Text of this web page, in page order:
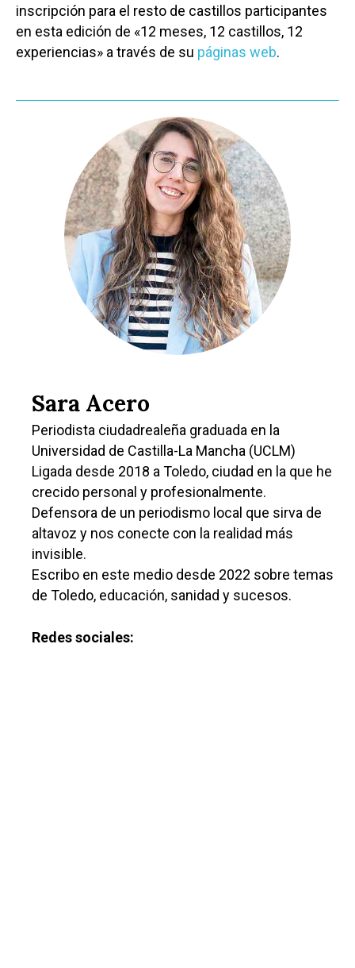
inscripción para el resto de castillos participantes
en esta edición de «12 meses, 12 castillos, 12
experiencias» a través de su páginas web.
Sara Acero
Periodista ciudadrealeña graduada en la
Universidad de Castilla-La Mancha (UCLM)
Ligada desde 2018 a Toledo, ciudad en la que he
crecido personal y profesionalmente.
Defensora de un periodismo local que sirva de
altavoz y nos conecte con la realidad más
invisible.
Escribo en este medio desde 2022 sobre temas
de Toledo, educación, sanidad y sucesos.
Redes sociales:
Castilla-La